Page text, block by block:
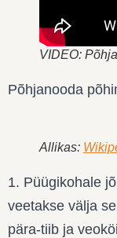
VIDEO:
Põhjanooda
Allikas:
1. Püügikohale
veetakse välja
pära-tiib ja